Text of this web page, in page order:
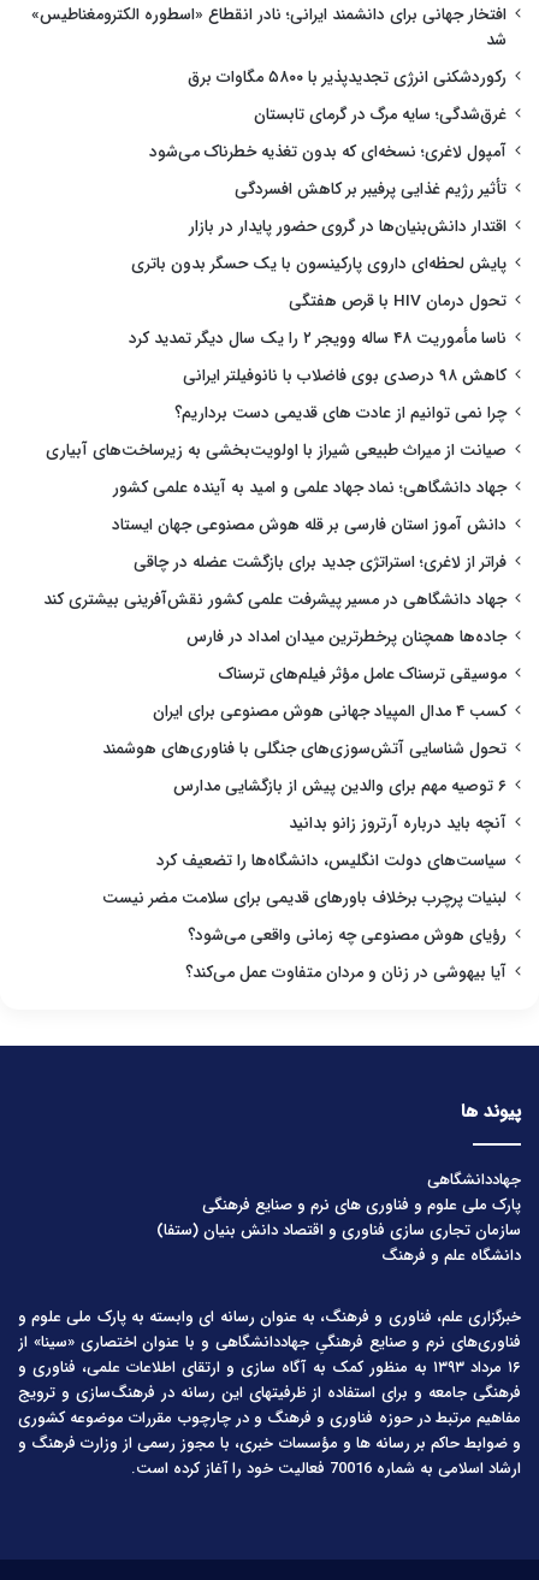
افتخار جهانی برای دانشمند ایرانی؛ نادر انقطاع «اسطوره الکترومغناطیس»
شد
رکوردشکنی انرژی تجدیدپذیر با ۵۸۰۰ مگاوات برق
غرق‌شدگی؛ سایه مرگ در گرمای تابستان
آمپول لاغری؛ نسخه‌ای که بدون تغذیه خطرناک می‌شود
تأثیر رژیم غذایی پرفیبر بر کاهش افسردگی
اقتدار دانش‌بنیان‌ها در گروی حضور پایدار در بازار
پایش لحظه‌ای داروی پارکینسون با یک حسگر بدون باتری
تحول درمان HIV با قرص هفتگی
ناسا مأموریت ۴۸ ساله وویجر ۲ را یک سال دیگر تمدید کرد
کاهش ۹۸ درصدی بوی فاضلاب با نانوفیلتر ایرانی
چرا نمی توانیم از عادت های قدیمی دست برداریم؟
صیانت از میراث طبیعی شیراز با اولویت‌بخشی به زیرساخت‌های آبیاری
جهاد دانشگاهی؛ نماد جهاد علمی و امید به آینده علمی کشور
دانش آموز استان فارسی بر قله هوش مصنوعی جهان ایستاد
فراتر از لاغری؛ استراتژی جدید برای بازگشت عضله در چاقی
جهاد دانشگاهی در مسیر پیشرفت علمی کشور نقش‌آفرینی بیشتری کند
جاده‌ها همچنان پرخطرترین میدان امداد در فارس
موسیقی ترسناک عامل مؤثر فیلم‌های ترسناک
کسب ۴ مدال المپیاد جهانی هوش مصنوعی برای ایران
تحول شناسایی آتش‌سوزی‌های جنگلی با فناوری‌های هوشمند
۶ توصیه مهم برای والدین پیش از بازگشایی مدارس
آنچه باید درباره آرتروز زانو بدانید
سیاست‌های دولت انگلیس، دانشگاه‌ها را تضعیف کرد
لبنیات پرچرب برخلاف باورهای قدیمی برای سلامت مضر نیست
رؤیای هوش مصنوعی چه زمانی واقعی می‌شود؟
آیا بیهوشی در زنان و مردان متفاوت عمل می‌کند؟
پیوند ها
جهاددانشگاهی
پارک ملی علوم و فناوری های نرم و صنایع فرهنگی
سازمان تجاری سازی فناوری و اقتصاد دانش بنیان (ستفا)
دانشگاه علم و فرهنگ
خبرگزاری علم، فناوری و فرهنگ، به عنوان رسانه ای وابسته به پارک ملی علوم و
فناوری‌های نرم و صنایع فرهنگیِ جهاددانشگاهی و با عنوان اختصاری «سینا» از
۱۶ مرداد ۱۳۹۳ به منظور کمک به آگاه سازی و ارتقای اطلاعات علمی، فناوری و
فرهنگی جامعه و برای استفاده از ظرفیتهای این رسانه در فرهنگ‌سازی و ترویج
مفاهیم مرتبط در حوزه فناوری و فرهنگ و در چارچوب مقررات موضوعه کشوری
و ضوابط حاکم بر رسانه ها و مؤسسات خبری، با مجوز رسمی از وزارت فرهنگ و
ارشاد اسلامی به شماره 70016 فعالیت خود را آغاز کرده است.